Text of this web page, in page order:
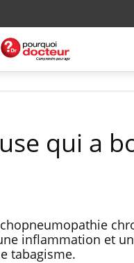
qui a
inflammation et
tabagisme.